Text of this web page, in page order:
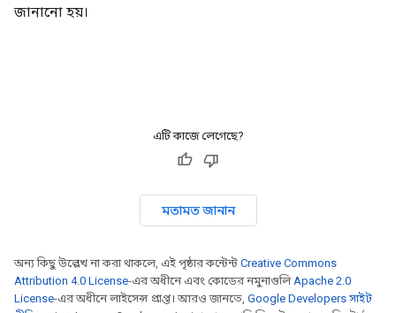
জানানো হয়।
এটি কাজে লেগেছে?
মতামত জানান
অন্য কিছু উল্লেখ না করা থাকলে, এই পৃষ্ঠার কন্টেন্ট Creative Commons
Attribution 4.0 License-এর অধীনে এবং কোডের নমুনাগুলিApache 2.0
License-এর অধীনে লাইসেন্স প্রাপ্ত। আরও জানতে, Google Developers সাইট